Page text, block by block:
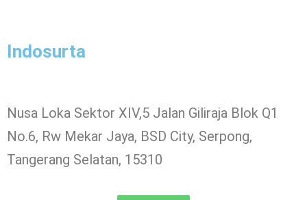
Indosurta
Nusa Loka Sektor XIV,5 Jalan Giliraja Blok Q1
No.6, Rw Mekar Jaya, BSD City, Serpong,
Tangerang Selatan, 15310